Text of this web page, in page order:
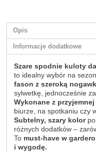
Opis
Informacje dodatkowe
Szare spodnie kuloty
to idealny wybór na
fason z szeroką
sylwetkę, jednocześnie
Wykonane z
biurze, na spotkaniu czy
Subtelny, szary kolor
różnych dodatków –
To must-have w
i wygodę.